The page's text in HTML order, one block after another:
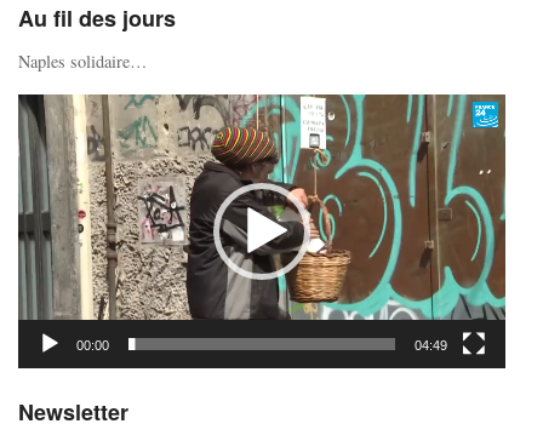
Au fil des jours
Naples solidaire…
Lecteur
vidéo
00:00 04:49
Newsletter